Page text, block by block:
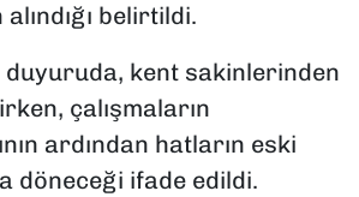
belirtildi.
duyuruda, kent sakinlerinden
çalışmaların
ardından hatların eski
döneceği ifade edildi.